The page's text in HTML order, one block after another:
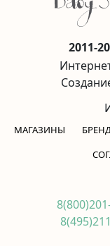
2011-
МАГАЗИНЫ